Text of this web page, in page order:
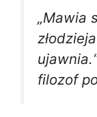
„Mawia
filozof